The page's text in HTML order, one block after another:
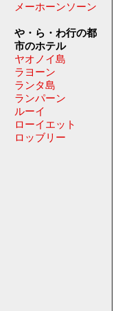
メーホーンソーン
や・ら・わ行の都
市のホテル
ヤオノイ島
ラヨーン
ランタ島
ランパーン
ルーイ
ローイエット
ロッブリー